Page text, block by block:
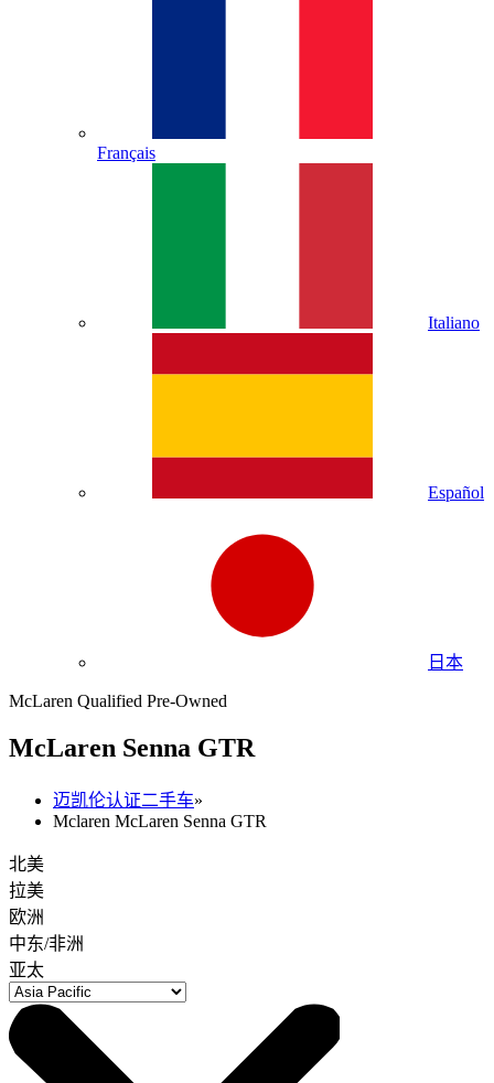
Français
Italiano
Español
日本
McLaren Qualified Pre-Owned
McLaren Senna GTR
迈凯伦认证二手车»
Mclaren McLaren Senna GTR
北美
拉美
欧洲
中东/非洲
亚太